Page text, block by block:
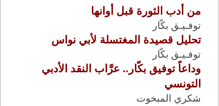
من أدب الثورة قبل أوانها
توفـيـق بكّار
تحليل قصيدة المغتسلة لأبي نواس
توفـيـق بكّار
وداعاً توفيق بكّار.. عرَّاب النقد الأدبي
التونسي
شكري المبخوت